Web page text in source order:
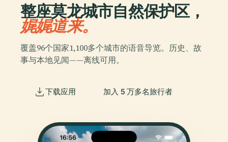
整座莫龙城市自然保护区，
娓娓道来。
覆盖96个国家1,100多个城市的语音导览。历史、故
事与本地见闻——离线可用。
下载应用 加入 5 万多名旅行者